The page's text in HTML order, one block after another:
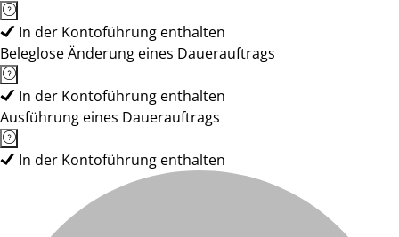
In der Kontoführung enthalten
Beleglose Änderung eines Dauerauftrags
In der Kontoführung enthalten
Ausführung eines Dauerauftrags
In der Kontoführung enthalten